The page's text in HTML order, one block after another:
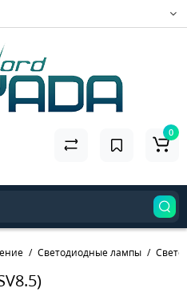
0
Светодиодные лампы